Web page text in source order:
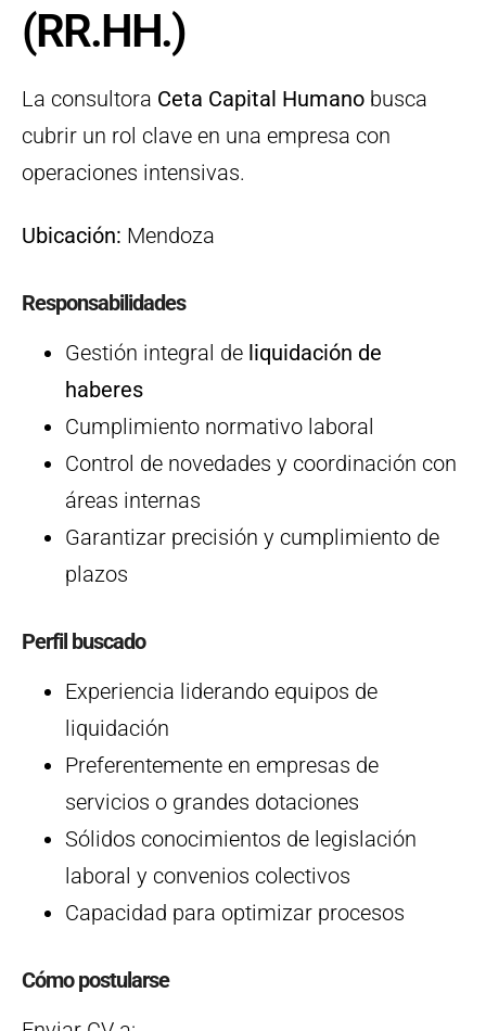
(RR.HH.)
La consultora Ceta Capital Humano busca
cubrir un rol clave en una empresa con
operaciones intensivas.
Ubicación: Mendoza
Responsabilidades
Gestión integral de liquidación de
haberes
Cumplimiento normativo laboral
Control de novedades y coordinación con
áreas internas
Garantizar precisión y cumplimiento de
plazos
Perfil buscado
Experiencia liderando equipos de
liquidación
Preferentemente en empresas de
servicios o grandes dotaciones
Sólidos conocimientos de legislación
laboral y convenios colectivos
Capacidad para optimizar procesos
Cómo postularse